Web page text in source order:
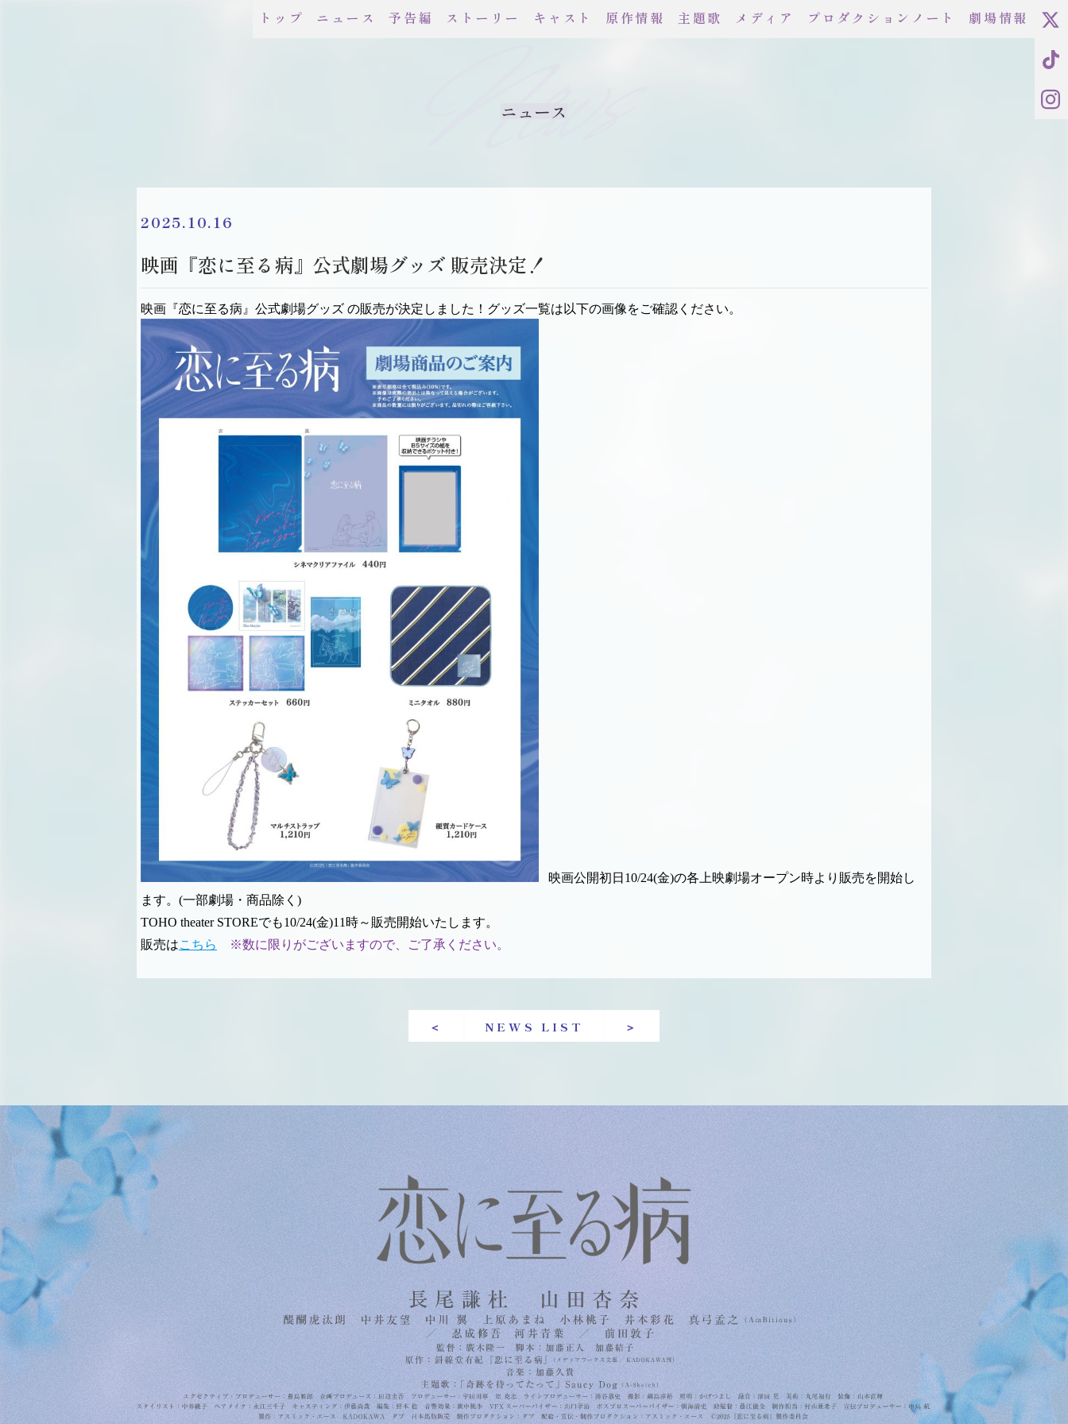
トップ ニュース 予告編 ストーリー キャスト 原作情報 主題歌 メディア プロダクションノート 劇場情報
News
ニュース
2025.10.16
映画『恋に至る病』公式劇場グッズ 販売決定！
映画『恋に至る病』公式劇場グッズ の販売が決定しました！グッズ一覧は以下の画像をご確認ください。
映画公開初日10/24(金)の各上映劇場オープン時より販売を開始し
ます。(一部劇場・商品除く)
TOHO theater STOREでも10/24(金)11時～販売開始いたします。
販売はこちら ※数に限りがございますので、ご了承ください。
＜ NEWS LIST ＞